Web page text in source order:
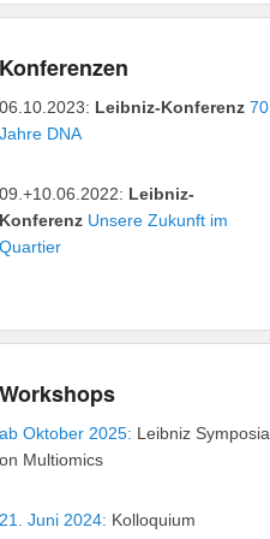
Konferenzen
06.10.2023: Leibniz-Konferenz 70
Jahre DNA
09.+10.06.2022: Leibniz-
Konferenz Unsere Zukunft im
Quartier
Workshops
ab Oktober 2025: Leibniz Symposia
on Multiomics
21. Juni 2024: Kolloquium